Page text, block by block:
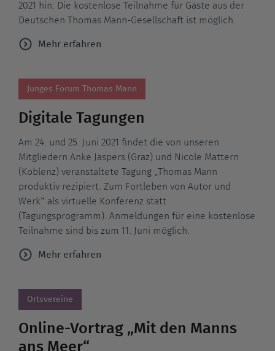
2021 hin. Die kostenlose Teilnahme für Gäste aus der
Deutschen Thomas Mann-Gesellschaft ist möglich.
Mehr erfahren
Junges Forum Thomas Mann
Digitale Tagungen
Am 24. und 25. Juni 2021 findet die von unseren
Mitgliedern Anke Jaspers (Graz) und Nicole Mattern
(Koblenz) veranstaltete Tagung „Thomas Mann
produktiv rezipiert. Zum Fortleben von Autor und
Werk“ als virtuelle Konferenz statt
(Tagungsprogramm). Anmeldungen für eine kostenlose
Teilnahme sind bis zum 11. Juni möglich.
Mehr erfahren
Ortsvereine
Online-Vortrag „Mit den Manns
ans Meer“